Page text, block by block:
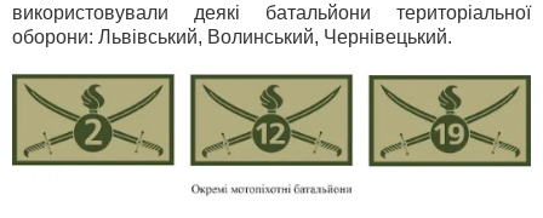
використовували деякі батальйони територіальної
оборони: Львівський, Волинський, Чернівецький.